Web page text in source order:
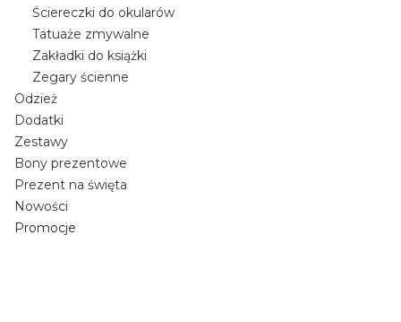
Ściereczki do okularów
Tatuaże zmywalne
Zakładki do książki
Zegary ścienne
Odzież
Dodatki
Zestawy
Bony prezentowe
Prezent na święta
Nowości
Promocje